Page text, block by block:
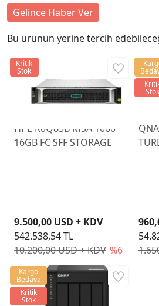
Gelince Haber Ver
Bu ürünün yerine tercih
HPE R0Q85B MSA 1060
16GB FC SFF STORAGE
10.200,00 USD + KDV %6
9.500,00 USD + KDV
542.538,54 TL
Kritik
Stok
Stok
Kargo
Bedava
Kritik
Stok